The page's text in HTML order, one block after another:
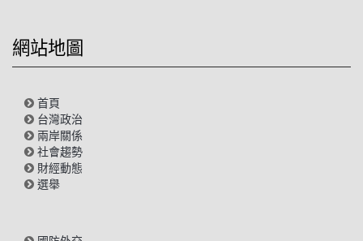
網站地圖
首頁
台灣政治
兩岸關係
社會趨勢
財經動態
選舉